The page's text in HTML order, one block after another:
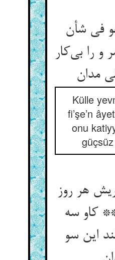
فی شأن
را بی‌‌کار
Külle
fi’şe’n
onu
هر روز
کاو سه
این سو